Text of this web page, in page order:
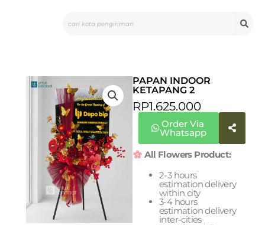
PAPAN INDOOR
KETAPANG 2
RP1.625.000
Order Via
Whatsapp
All Flowers Product:
2-3 hours
estimation delivery
within city
3-4 hours
estimation delivery
inter-cities